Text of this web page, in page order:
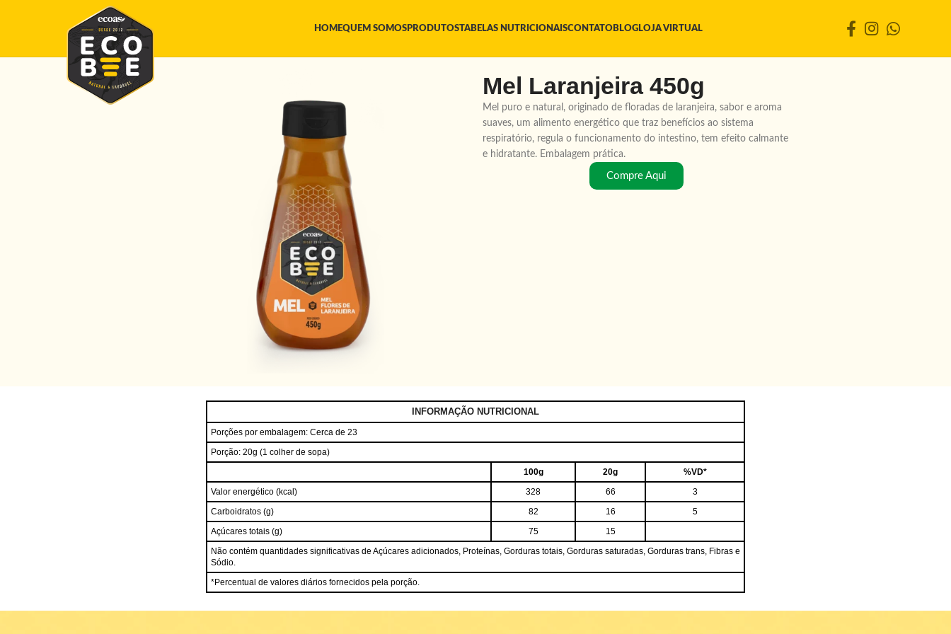
HOMEQUEM SOMOSPRODUTOSTABELAS NUTRICIONAISCONTATOBLOGLOJA VIRTUAL
Mel Laranjeira 450g
Mel puro e natural, originado de floradas de laranjeira, sabor e aroma
suaves, um alimento energético que traz benefícios ao sistema
respiratório, regula o funcionamento do intestino, tem efeito calmante
e hidratante. Embalagem prática.
Compre Aqui
INFORMAÇÃO NUTRICIONAL
Porções por embalagem: Cerca de 23
Porção: 20g (1 colher de sopa)
100g
20g
%VD*
Valor energético (kcal)
328 66
3
Carboidratos (g)
82 16
5
Açúcares totais (g)
75
15
Não contém quantidades significativas de Açúcares adicionados, Proteínas, Gorduras totais, Gorduras saturadas, Gorduras trans, Fibras e
Sódio.
*Percentual de valores diários fornecidos pela porção.